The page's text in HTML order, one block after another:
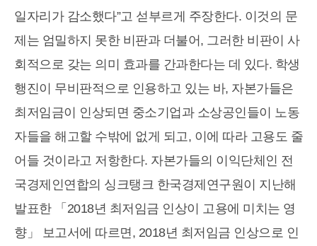
일자리가 감소했다”고 섣부르게 주장한다. 이것의 문
제는 엄밀하지 못한 비판과 더불어, 그러한 비판이 사
회적으로 갖는 의미 효과를 간과한다는 데 있다. 학생
행진이 무비판적으로 인용하고 있는 바, 자본가들은
최저임금이 인상되면 중소기업과 소상공인들이 노동
자들을 해고할 수밖에 없게 되고, 이에 따라 고용도 줄
어들 것이라고 저항한다. 자본가들의 이익단체인 전
국경제인연합의 싱크탱크 한국경제연구원이 지난해
발표한 「2018년 최저임금 인상이 고용에 미치는 영
향」 보고서에 따르면, 2018년 최저임금 인상으로 인